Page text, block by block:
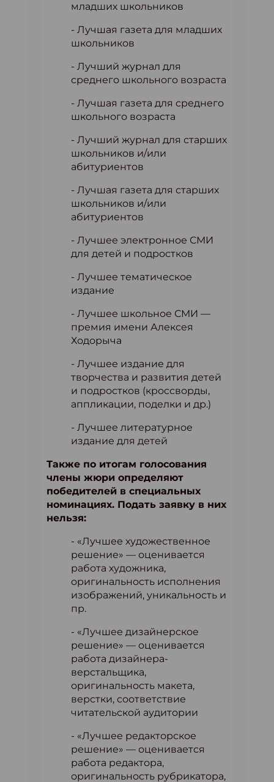
младших школьников
- Лучшая газета для младших
школьников
- Лучший журнал для
среднего школьного возраста
- Лучшая газета для среднего
школьного возраста
- Лучший журнал для старших
школьников и/или
абитуриентов
- Лучшая газета для старших
школьников и/или
абитуриентов
- Лучшее электронное СМИ
для детей и подростков
- Лучшее тематическое
издание
- Лучшее школьное СМИ —
премия имени Алексея
Ходорыча
- Лучшее издание для
творчества и развития детей
и подростков (кроссворды,
аппликации, поделки и др.)
- Лучшее литературное
издание для детей
Также по итогам голосования
члены жюри определяют
победителей в специальных
номинациях. Подать заявку в них
нельзя:
- «Лучшее художественное
решение» — оценивается
работа художника,
оригинальность исполнения
изображений, уникальность и
пр.
- «Лучшее дизайнерское
решение» — оценивается
работа дизайнера-
верстальщика,
оригинальность макета,
верстки, соответствие
читательской аудитории
- «Лучшее редакторское
решение» — оценивается
работа редактора,
оригинальность рубрикатора,